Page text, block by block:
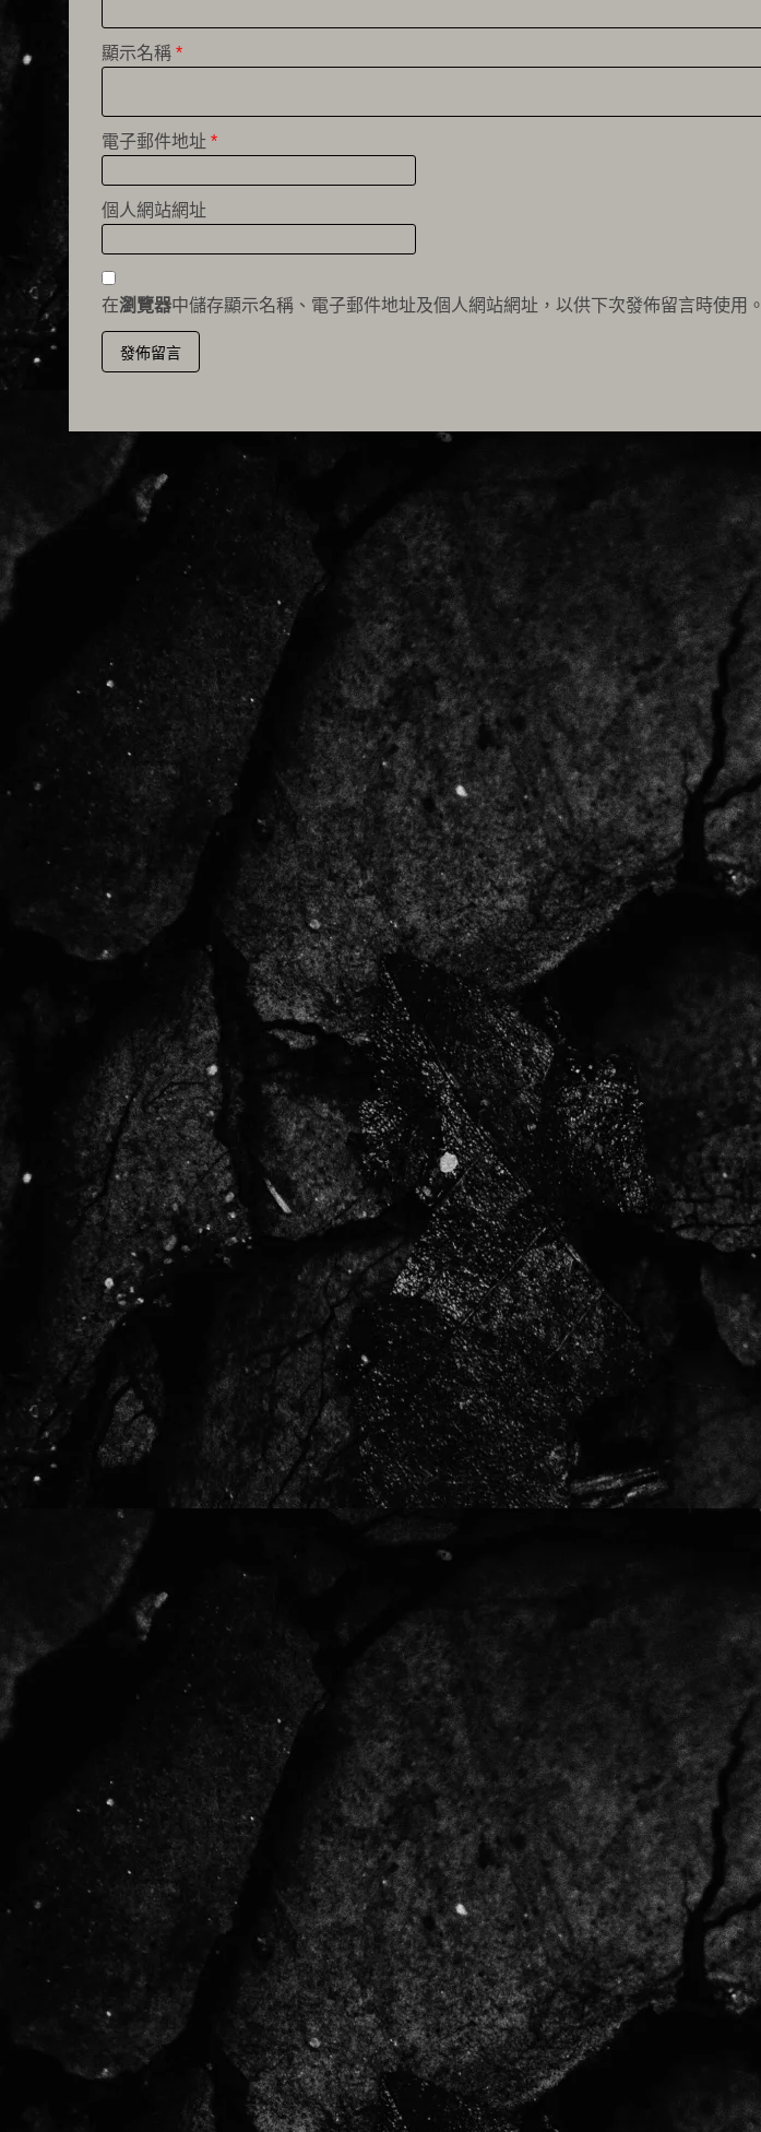
顯示名稱 *
電子郵件地址 *
個人網站網址
在瀏覽器中儲存顯示名稱、電子郵件地址及個人網站網址，以供下次發佈留言時使用。